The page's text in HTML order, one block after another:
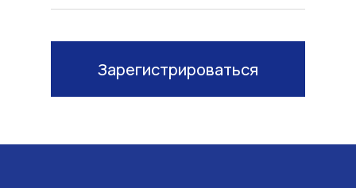
Зарегистрироваться